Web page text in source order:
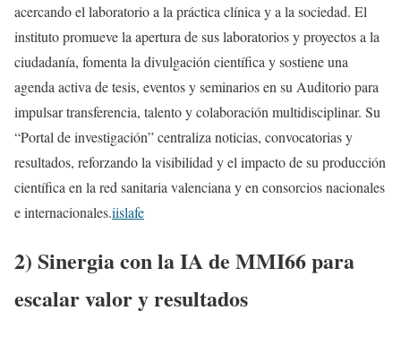
acercando el laboratorio a la práctica clínica y a la sociedad. El
instituto promueve la apertura de sus laboratorios y proyectos a la
ciudadanía, fomenta la divulgación científica y sostiene una
agenda activa de tesis, eventos y seminarios en su Auditorio para
impulsar transferencia, talento y colaboración multidisciplinar. Su
“Portal de investigación” centraliza noticias, convocatorias y
resultados, reforzando la visibilidad y el impacto de su producción
científica en la red sanitaria valenciana y en consorcios nacionales
e internacionales.iislafe
2) Sinergia con la IA de MMI66 para
escalar valor y resultados